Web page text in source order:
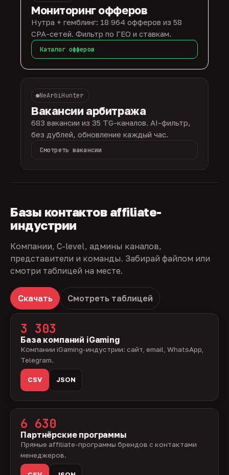
Мониторинг офферов
Нутра + гемблинг: 18 964 офферов из 58
CPA-сетей. Фильтр по ГЕО и ставкам.
Каталог офферов
NeArbiHunter
Вакансии арбитража
683 вакансии из 35 TG-каналов. AI-фильтр,
без дублей, обновление каждый час.
Смотреть вакансии
Базы контактов affiliate-
индустрии
Компании, C-level, админы каналов,
представители и команды. Забирай файлом или
смотри таблицей на месте.
Скачать Смотреть таблицей
3 303
База компаний iGaming
Компании iGaming-индустрии: сайт, email, WhatsApp,
Telegram.
CSV JSON
6 630
Партнёрские программы
Прямые affiliate-программы брендов с контактами
менеджеров.